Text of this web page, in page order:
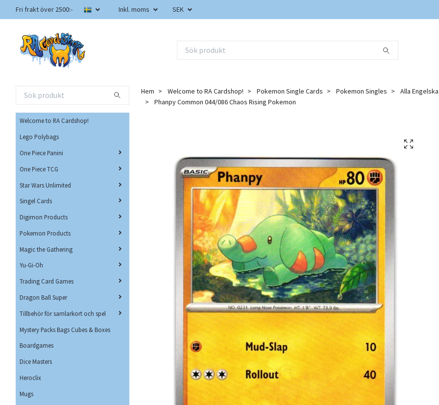
Fri frakt över 2500:- Inkl. moms SEK
Welcome to RA Cardshop!
Lego Polybags
One Piece Panini
One Piece TCG
Star Wars Unlimited
Singel Cards
Digimon Products
Pokemon Products
Magic the Gathering
Yu-Gi-Oh
Trading Card Games
Dragon Ball Super
Tillbehör för samlarkort och spel
Mystery Packs Bags Cubes & Boxes
Boardgames
Dice Masters
Heroclix
Mugs
Hem Welcome to RA Cardshop! Pokemon Single Cards Pokemon Singles Alla
Phanpy Common 044/086 Chaos Rising Pokemon